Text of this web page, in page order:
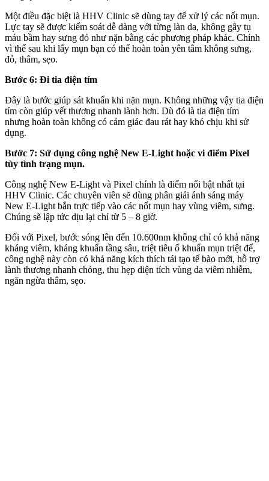
Một điều đặc biệt là HHV Clinic sẽ dùng tay để xử lý các nốt mụn.
Lực tay sẽ được kiểm soát dễ dàng với từng làn da, không gây tụ
máu bầm hay sưng đỏ như nặn bằng các phương pháp khác. Chính
vì thế sau khi lấy mụn bạn có thể hoàn toàn yên tâm không sưng,
đỏ, thâm, sẹo.
Bước 6: Đi tia điện tím
Đây là bước giúp sát khuẩn khi nặn mụn. Không những vậy tia điện
tím còn giúp vết thương nhanh lành hơn. Dù đó là tia điện tím
nhưng hoàn toàn không có cảm giác đau rát hay khó chịu khi sử
dụng.
Bước 7: Sử dụng công nghệ New E-Light hoặc vi điểm Pixel
tùy tình trạng mụn.
Công nghệ New E-Light và Pixel chính là điểm nổi bật nhất tại
HHV Clinic. Các chuyên viên sẽ dùng phân giải ánh sáng máy
New E-Light bắn trực tiếp vào các nốt mụn hay vùng viêm, sưng.
Chúng sẽ lập tức dịu lại chỉ từ 5 – 8 giờ.
Đối với Pixel, bước sóng lên đến 10.600nm không chỉ có khả năng
kháng viêm, kháng khuẩn tầng sâu, triệt tiêu ổ khuẩn mụn triệt để,
công nghệ này còn có khả năng kích thích tái tạo tế bào mới, hỗ trợ
lành thương nhanh chóng, thu hẹp diện tích vùng da viêm nhiễm,
ngăn ngừa thâm, sẹo.